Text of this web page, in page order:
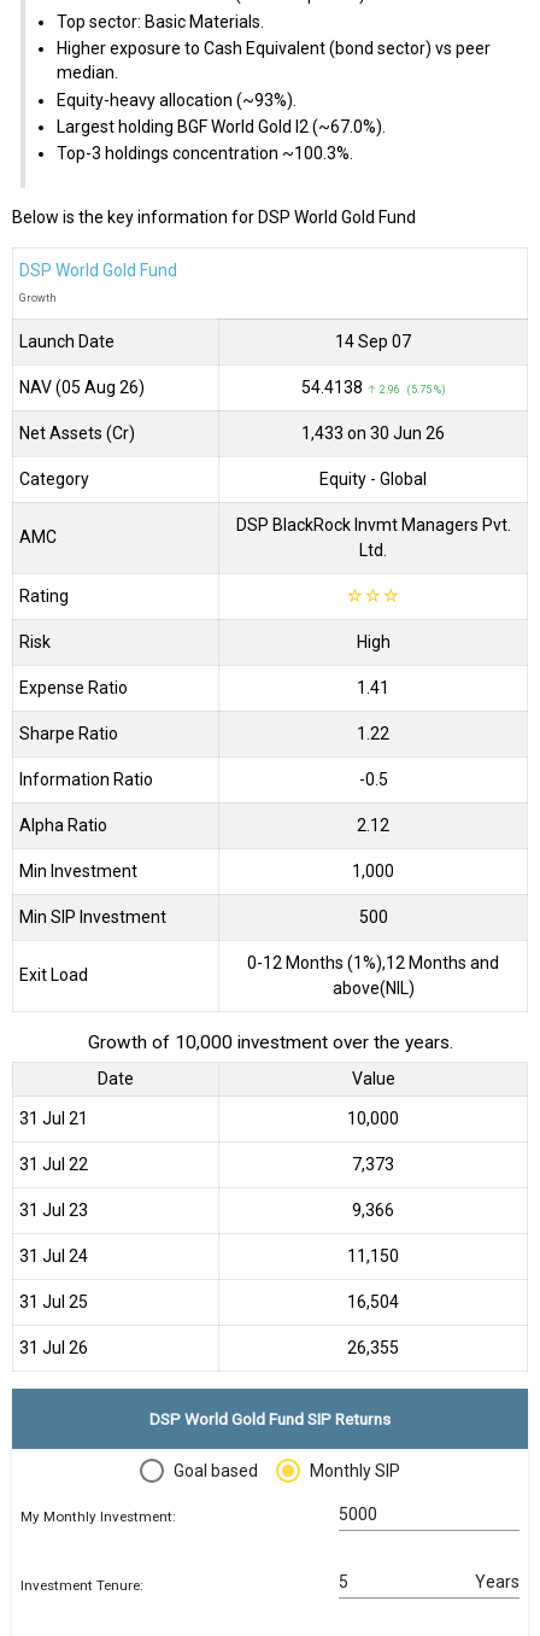
Top sector: Basic Materials.
Higher exposure to Cash Equivalent (bond sector) vs peer
median.
Equity-heavy allocation (~93%).
Largest holding BGF World Gold I2 (~67.0%).
Top-3 holdings concentration ~100.3%.
Below is the key information for DSP World Gold Fund
DSP World Gold Fund
Growth
Launch Date 14 Sep 07
NAV (05 Aug 26) ₹54.4138 ↑ 2.96 (5.75 %)
Net Assets (Cr) ₹1,433 on 30 Jun 26
Category Equity - Global
AMC
DSP BlackRock Invmt Managers Pvt.
Ltd.
Rating ☆☆☆
Risk High
Expense Ratio 1.41
Sharpe Ratio 1.22
Information Ratio -0.5
Alpha Ratio 2.12
Min Investment 1,000
Min SIP Investment 500
Exit Load
0-12 Months (1%),12 Months and
above(NIL)
Growth of 10,000 investment over the years.
Date Value
31 Jul 21 ₹10,000
31 Jul 22 ₹7,373
31 Jul 23 ₹9,366
31 Jul 24 ₹11,150
31 Jul 25 ₹16,504
31 Jul 26 ₹26,355
DSP World Gold Fund SIP Returns
Goal based Monthly SIP
My Monthly Investment:
Investment Tenure: Years